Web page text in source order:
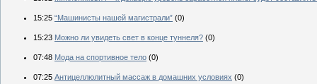
15:25 “Машинисты нашей магистрали” (0)
15:23 Можно ли увидеть свет в конце туннеля? (0)
07:48 Мода на спортивное тело (0)
07:25 Антицеллюлитный массаж в домашних условиях (0)